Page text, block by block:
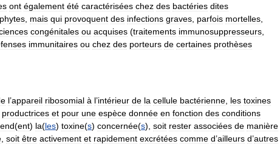
ont également été caractérisées chez des bactéries dites
mais qui provoquent des infections graves parfois mortelles
congénitales ou acquises (traitements immunosuppresseurs
immunitaires ou chez des porteurs de certaines prothèses
l’appareil ribosomial à l’intérieur de la cellule bactérienne les toxines
productrices et pour une espèce donnée en fonction des conditions
(ent) la(les) toxine(s) concernée(s), soit rester associées de manière
soit être activement et rapidement excrétées comme d’ailleurs d’autres